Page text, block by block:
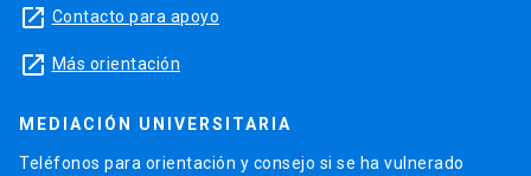
launch Contacto para apoyo
launch Más orientación
MEDIACIÓN UNIVERSITARIA
Teléfonos para orientación y consejo si se ha vulnerado